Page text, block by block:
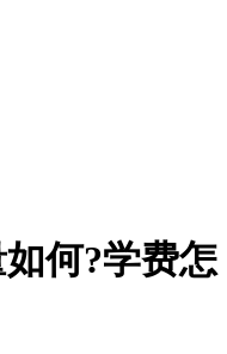
何?学费怎